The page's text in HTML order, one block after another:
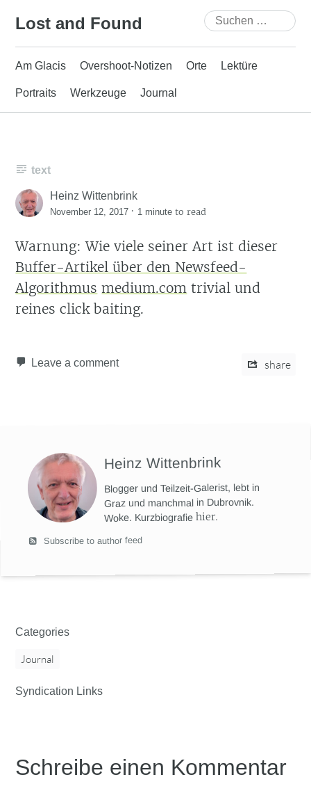
Lost and Found
Suchen
nach:
Am Glacis Overshoot-Notizen Orte Lektüre
Portraits Werkzeuge Journal
text
Heinz Wittenbrink
November 12, 2017 · 1 minute to read
Warnung: Wie viele seiner Art ist dieser
Buffer-Artikel über den Newsfeed-
Algorithmus medium.com trivial und
reines click baiting.
Leave a comment share
Heinz Wittenbrink
Blogger und Teilzeit-Galerist, lebt in
Graz und manchmal in Dubrovnik.
Woke. Kurzbiografiehier.
Subscribe to author feed
Categories
Journal
Syndication Links
Schreibe einen Kommentar